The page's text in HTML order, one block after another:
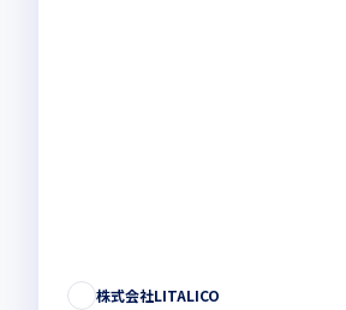
株式会社LITALICO